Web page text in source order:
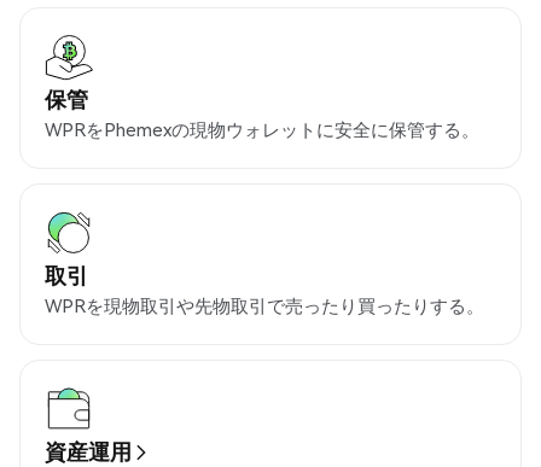
保管
WPRをPhemexの現物ウォレットに安全に保管する。
取引
WPRを現物取引や先物取引で売ったり買ったりする。
資産運用